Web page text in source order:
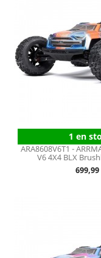
1 en
ARA8608V6T1 -
V6 4X4 BLX
Prix
699,99